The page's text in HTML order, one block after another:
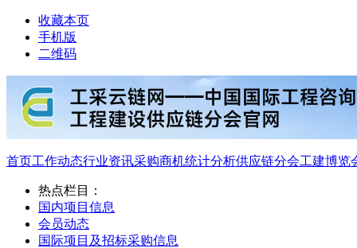
收藏本页
手机版
二维码
首页工作动态行业资讯采购商机统计分析供应链分会工建博览
热点栏目：
国内项目信息
会员动态
国际项目及招标采购信息